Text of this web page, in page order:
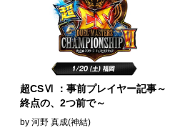
超CSⅥ ：事前プレイヤー記事～
終点の、2つ前で～
by 河野 真成(神結)